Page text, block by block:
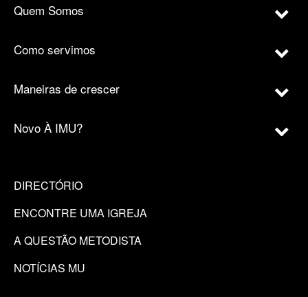
Quem Somos
Como servimos
Maneiras de crescer
Novo À IMU?
DIRECTÓRIO
ENCONTRE UMA IGREJA
A QUESTÃO METODISTA
NOTÍCIAS MU